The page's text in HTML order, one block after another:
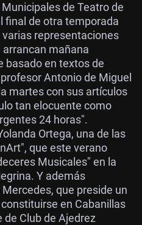
de Teatro de
final de otra temporada
representaciones
mañana
basado en textos de
Antonio de Miguel
martes con sus artículos
tan elocuente como
24 horas".
Ortega, una de las
que este verano
Musicales" en la
Y además
que preside un
en Cabanillas
Club de Ajedrez